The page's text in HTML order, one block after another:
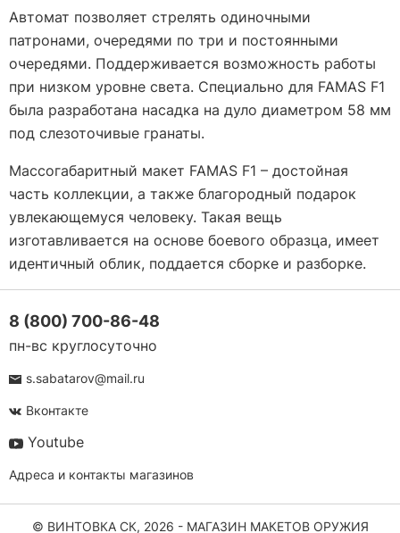
Автомат позволяет стрелять одиночными
патронами, очередями по три и постоянными
очередями. Поддерживается возможность работы
при низком уровне света. Специально для FAMAS F1
была разработана насадка на дуло диаметром 58 мм
под слезоточивые гранаты.
Массогабаритный макет FAMAS F1 – достойная
часть коллекции, а также благородный подарок
увлекающемуся человеку. Такая вещь
изготавливается на основе боевого образца, имеет
идентичный облик, поддается сборке и разборке.
8 (800) 700-86-48
пн-вс круглосуточно
s.sabatarov@mail.ru
Вконтакте
Youtube
Адреса и контакты магазинов
© ВИНТОВКА СК, 2026 - МАГАЗИН МАКЕТОВ ОРУЖИЯ